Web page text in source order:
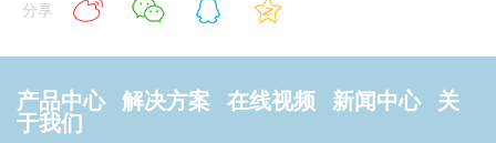
分享
产品中心 解决方案 在线视频 新闻中心
关
于我们